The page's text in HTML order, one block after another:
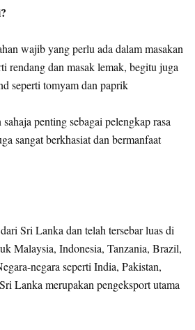
wajib yang perlu ada dalam masakan
rendang dan masak lemak, begitu juga
seperti tomyam dan paprik
penting sebagai pelengkap rasa
sangat berkhasiat dan bermanfaat
Sri Lanka dan telah tersebar luas di
Malaysia, Indonesia, Tanzania, Brazil,
negara seperti India, Pakistan,
Lanka merupakan pengeksport utama